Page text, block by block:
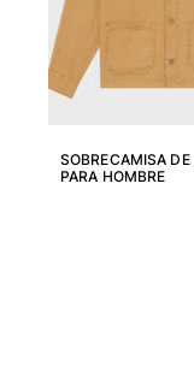
SOBRECAMISA
PARA HOMBRE